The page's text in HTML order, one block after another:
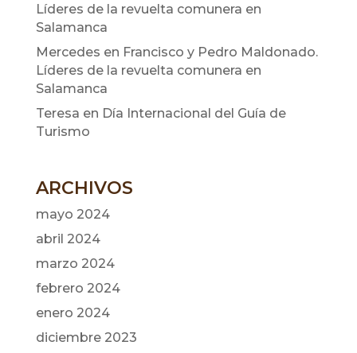
Líderes de la revuelta comunera en
Salamanca
Mercedes en Francisco y Pedro Maldonado.
Líderes de la revuelta comunera en
Salamanca
Teresa en Día Internacional del Guía de
Turismo
ARCHIVOS
mayo 2024
abril 2024
marzo 2024
febrero 2024
enero 2024
diciembre 2023